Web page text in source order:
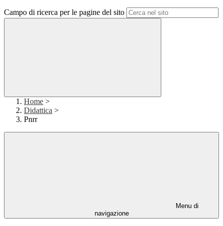
Campo di ricerca per le pagine del sito
Home >
Didattica >
Pnrr
Menu di
navigazione